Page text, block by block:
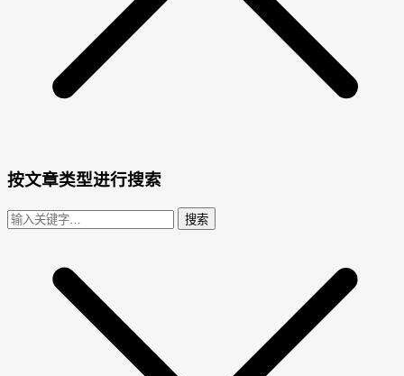
按文章类型进行搜索